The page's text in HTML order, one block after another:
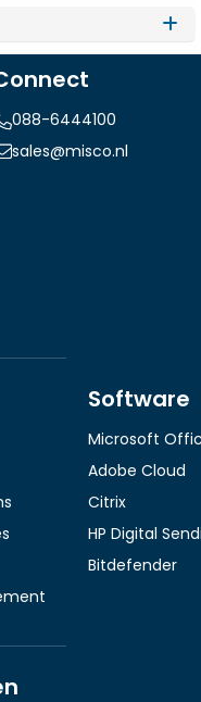
088-6444100
sales@misco.nl
Software
Microsoft
Adobe Cloud
Citrix
HP Digital
Bitdefender